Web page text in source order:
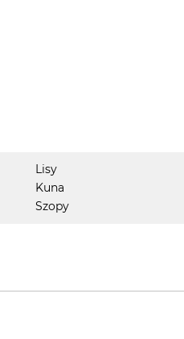
Lisy
Kuna
Szopy